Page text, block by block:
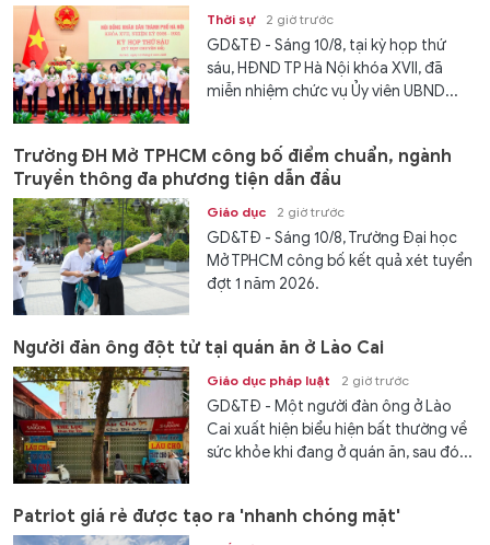
Thời sự 2 giờ trước
GD&TĐ - Sáng 10/8, tại kỳ họp thứ
sáu, HĐND TP Hà Nội khóa XVII, đã
miễn nhiệm chức vụ Ủy viên UBND...
Trường ĐH Mở TPHCM công bố điểm chuẩn, ngành
Truyền thông đa phương tiện dẫn đầu
Giáo dục 2 giờ trước
GD&TĐ - Sáng 10/8, Trường Đại học
Mở TPHCM công bố kết quả xét tuyển
đợt 1 năm 2026.
Người đàn ông đột tử tại quán ăn ở Lào Cai
Giáo dục pháp luật 2 giờ trước
GD&TĐ - Một người đàn ông ở Lào
Cai xuất hiện biểu hiện bất thường về
sức khỏe khi đang ở quán ăn, sau đó...
Patriot giá rẻ được tạo ra 'nhanh chóng mặt'